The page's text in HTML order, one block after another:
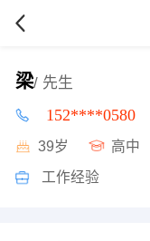
梁/ 先生
152****0580
39岁 高中
工作经验